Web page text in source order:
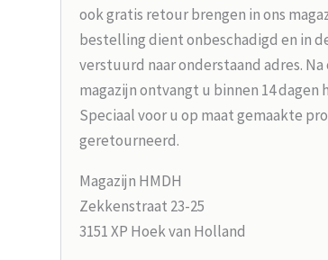
ook gratis retour brengen in ons
bestelling dient onbeschadigd en in
verstuurd naar onderstaand adres.
magazijn ontvangt u binnen 14 dagen
Speciaal voor u op maat gemaakte
geretourneerd.
Magazijn HMDH
Zekkenstraat 23-25
3151 XP Hoek van Holland